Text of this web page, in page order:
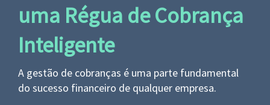
uma Régua de Cobrança
Inteligente
A gestão de cobranças é uma parte fundamental
do sucesso financeiro de qualquer empresa.